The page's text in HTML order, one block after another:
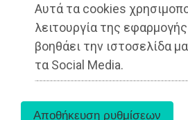
Αυτά τα cookies
λειτουργία της
βοηθάει την ιστοσελίδα
τα Social Media.
ΑΠΟΣΤΟΛΗ
ΑΡΘΡΩΝ